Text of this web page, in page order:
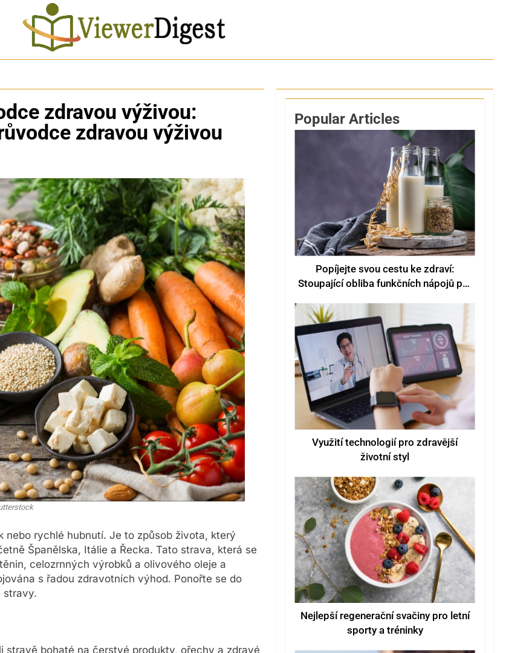
zdravou výživou:
zdravou výživou
nebo rychlé hubnutí. Je to způsob života, který
Španělska, Itálie a Řecka. Tato strava, která se
celozrnných výrobků a olivového oleje a
s řadou zdravotních výhod. Ponořte se do
stravy.
bohaté na čerstvé produkty, ořechy a zdravé
Popular Articles
Popíjejte svou cestu ke zdraví:
Stoupající obliba funkčních nápojů pro
Využití technologií pro zdravější
životní styl
Nejlepší regenerační svačiny pro letní
sporty a tréninky